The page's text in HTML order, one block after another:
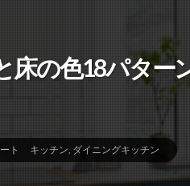
床の色18パター
ト キッチン, ダイニングキッチン